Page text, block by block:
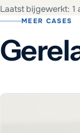
Laatst bijgewerkt: 1
MEER CASES